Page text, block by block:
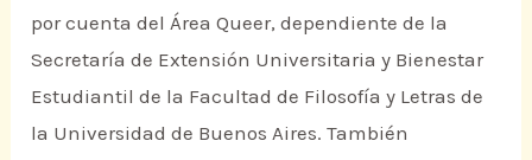
por cuenta del Área Queer, dependiente de la
Secretaría de Extensión Universitaria y Bienestar
Estudiantil de la Facultad de Filosofía y Letras de
la Universidad de Buenos Aires. También